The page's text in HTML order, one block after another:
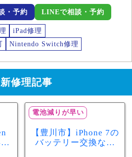
・予約 LINEで相談・予約
iPad修理
Nintendo Switch修理
修理記事
電池減りが早い
【豊川市】iPhone 7の
バッテリー交換なら